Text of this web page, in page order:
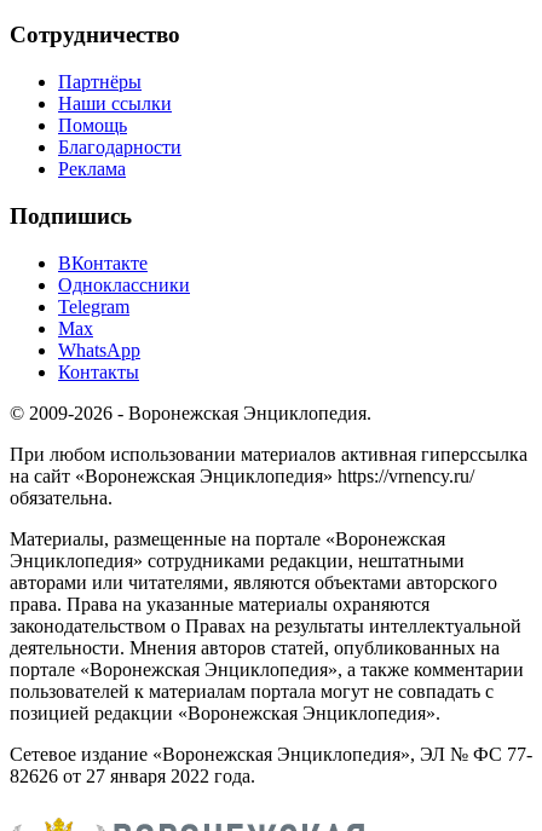
Сотрудничество
Партнёры
Наши ссылки
Помощь
Благодарности
Реклама
Подпишись
ВКонтакте
Одноклассники
Telegram
Max
WhatsApp
Контакты
© 2009-2026 - Воронежская Энциклопедия.
При любом использовании материалов активная гиперссылка
на сайт «Воронежская Энциклопедия» https://vrnency.ru/
обязательна.
Материалы, размещенные на портале «Воронежская
Энциклопедия» сотрудниками редакции, нештатными
авторами или читателями, являются объектами авторского
права. Права на указанные материалы охраняются
законодательством о Правах на результаты интеллектуальной
деятельности. Мнения авторов статей, опубликованных на
портале «Воронежская Энциклопедия», а также комментарии
пользователей к материалам портала могут не совпадать с
позицией редакции «Воронежская Энциклопедия».
Сетевое издание «Воронежская Энциклопедия», ЭЛ № ФС 77-
82626 от 27 января 2022 года.